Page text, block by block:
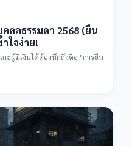
คลธรรมดา 2568 (ยื่น
ใจง่าย!
ะผู้มีเงินได้ต้องนึกถึงคือ "การยื่น